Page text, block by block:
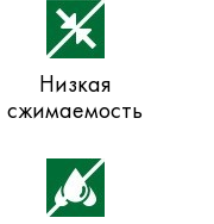
Низкая
сжимаемость